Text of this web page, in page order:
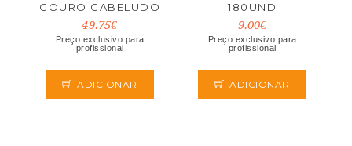
COURO CABELUDO
49.75€
Preço exclusivo para
profissional
ADICIONAR
180UND
9.00€
Preço exclusivo para
profissional
ADICIONAR